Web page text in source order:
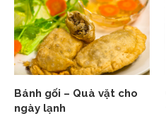
Bánh gối – Quà vặt cho
ngày lạnh